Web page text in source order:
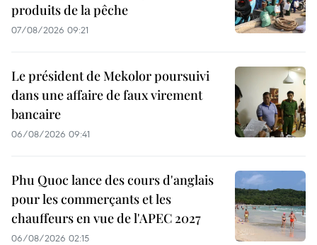
produits de la pêche
07/08/2026 09:21
Le président de Mekolor poursuivi
dans une affaire de faux virement
bancaire
06/08/2026 09:41
Phu Quoc lance des cours d'anglais
pour les commerçants et les
chauffeurs en vue de l'APEC 2027
06/08/2026 02:15